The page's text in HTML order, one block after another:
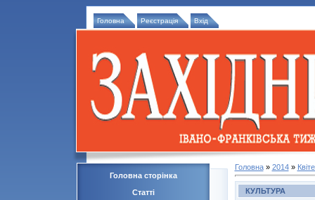
Головна Реєстрація Вхід
Головна сторінка
Статті
Головна» 2014 »
КУЛЬТУРА